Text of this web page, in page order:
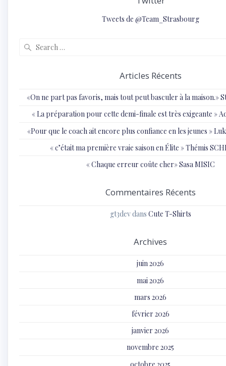
Tweets de @Team_Strasbourg
Articles Récents
«On ne part pas favoris, mais tout peut basculer à la maison.»
« ⁠La préparation pour cette demi-finale est très exigeante »
«Pour que le coach ait encore plus confiance en les jeunes »
« c’était ma première vraie saison en Élite » Thémis
« Chaque erreur coûte cher» Sasa MISIC
Commentaires Récents
gt3devdans Cute T-Shirts
Archives
juin 2026
mai 2026
mars 2026
février 2026
janvier 2026
novembre 2025
octobre 2025